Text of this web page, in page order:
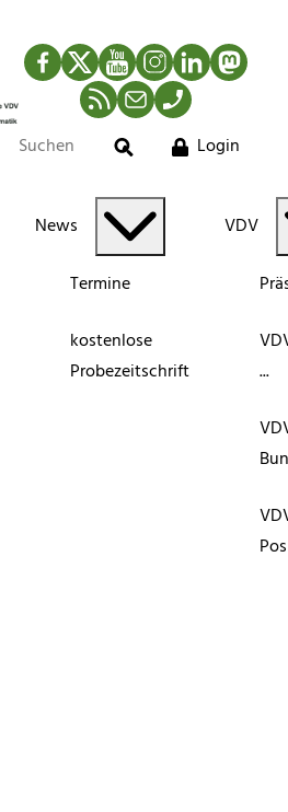
Facebook
TwitterYouTubeInstagram
LinkedIn
RSS-Newsfeed
MailTelefon
Suche
Login
News
Termine
kostenlose
Probezeitschrift
VDV
...